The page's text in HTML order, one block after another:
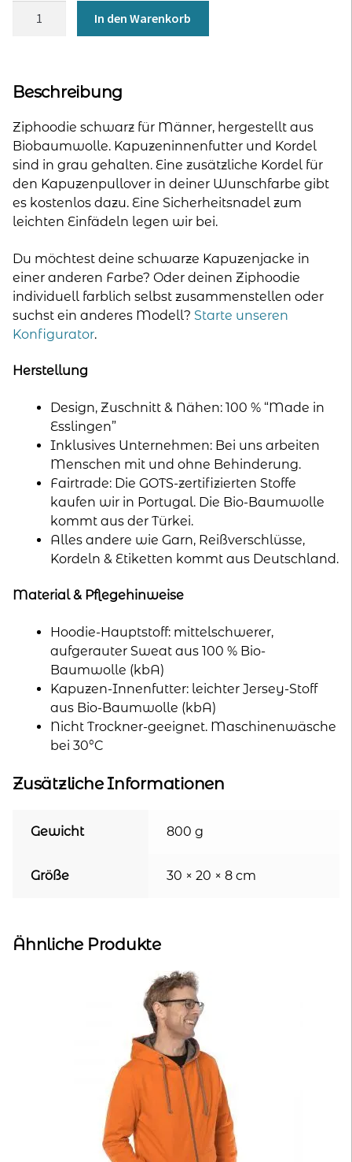
schwarz
In den Warenkorb
Beschreibung
Ziphoodie schwarz für Männer, hergestellt aus
Biobaumwolle. Kapuzeninnenfutter und Kordel
sind in grau gehalten. Eine zusätzliche Kordel für
den Kapuzenpullover in deiner Wunschfarbe gibt
es kostenlos dazu. Eine Sicherheitsnadel zum
leichten Einfädeln legen wir bei.
Du möchtest deine schwarze Kapuzenjacke in
einer anderen Farbe? Oder deinen Ziphoodie
individuell farblich selbst zusammenstellen oder
suchst ein anderes Modell? Starte unseren
Konfigurator.
Herstellung
Design, Zuschnitt & Nähen: 100 % “Made in
Esslingen”
Inklusives Unternehmen: Bei uns arbeiten
Menschen mit und ohne Behinderung.
Fairtrade: Die GOTS-zertifizierten Stoffe
kaufen wir in Portugal. Die Bio-Baumwolle
kommt aus der Türkei.
Alles andere wie Garn, Reißverschlüsse,
Kordeln & Etiketten kommt aus Deutschland.
Material & Pflegehinweise
Hoodie-Hauptstoff: mittelschwerer,
aufgerauter Sweat aus 100 % Bio-
Baumwolle (kbA)
Kapuzen-Innenfutter: leichter Jersey-Stoff
aus Bio-Baumwolle (kbA)
Nicht Trockner-geeignet. Maschinenwäsche
bei 30°C
Zusätzliche Informationen
Gewicht 800 g
Größe 30 × 20 × 8 cm
Ähnliche Produkte